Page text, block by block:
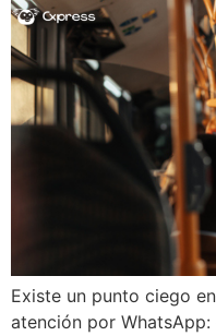
Existe un punto ciego
atención por